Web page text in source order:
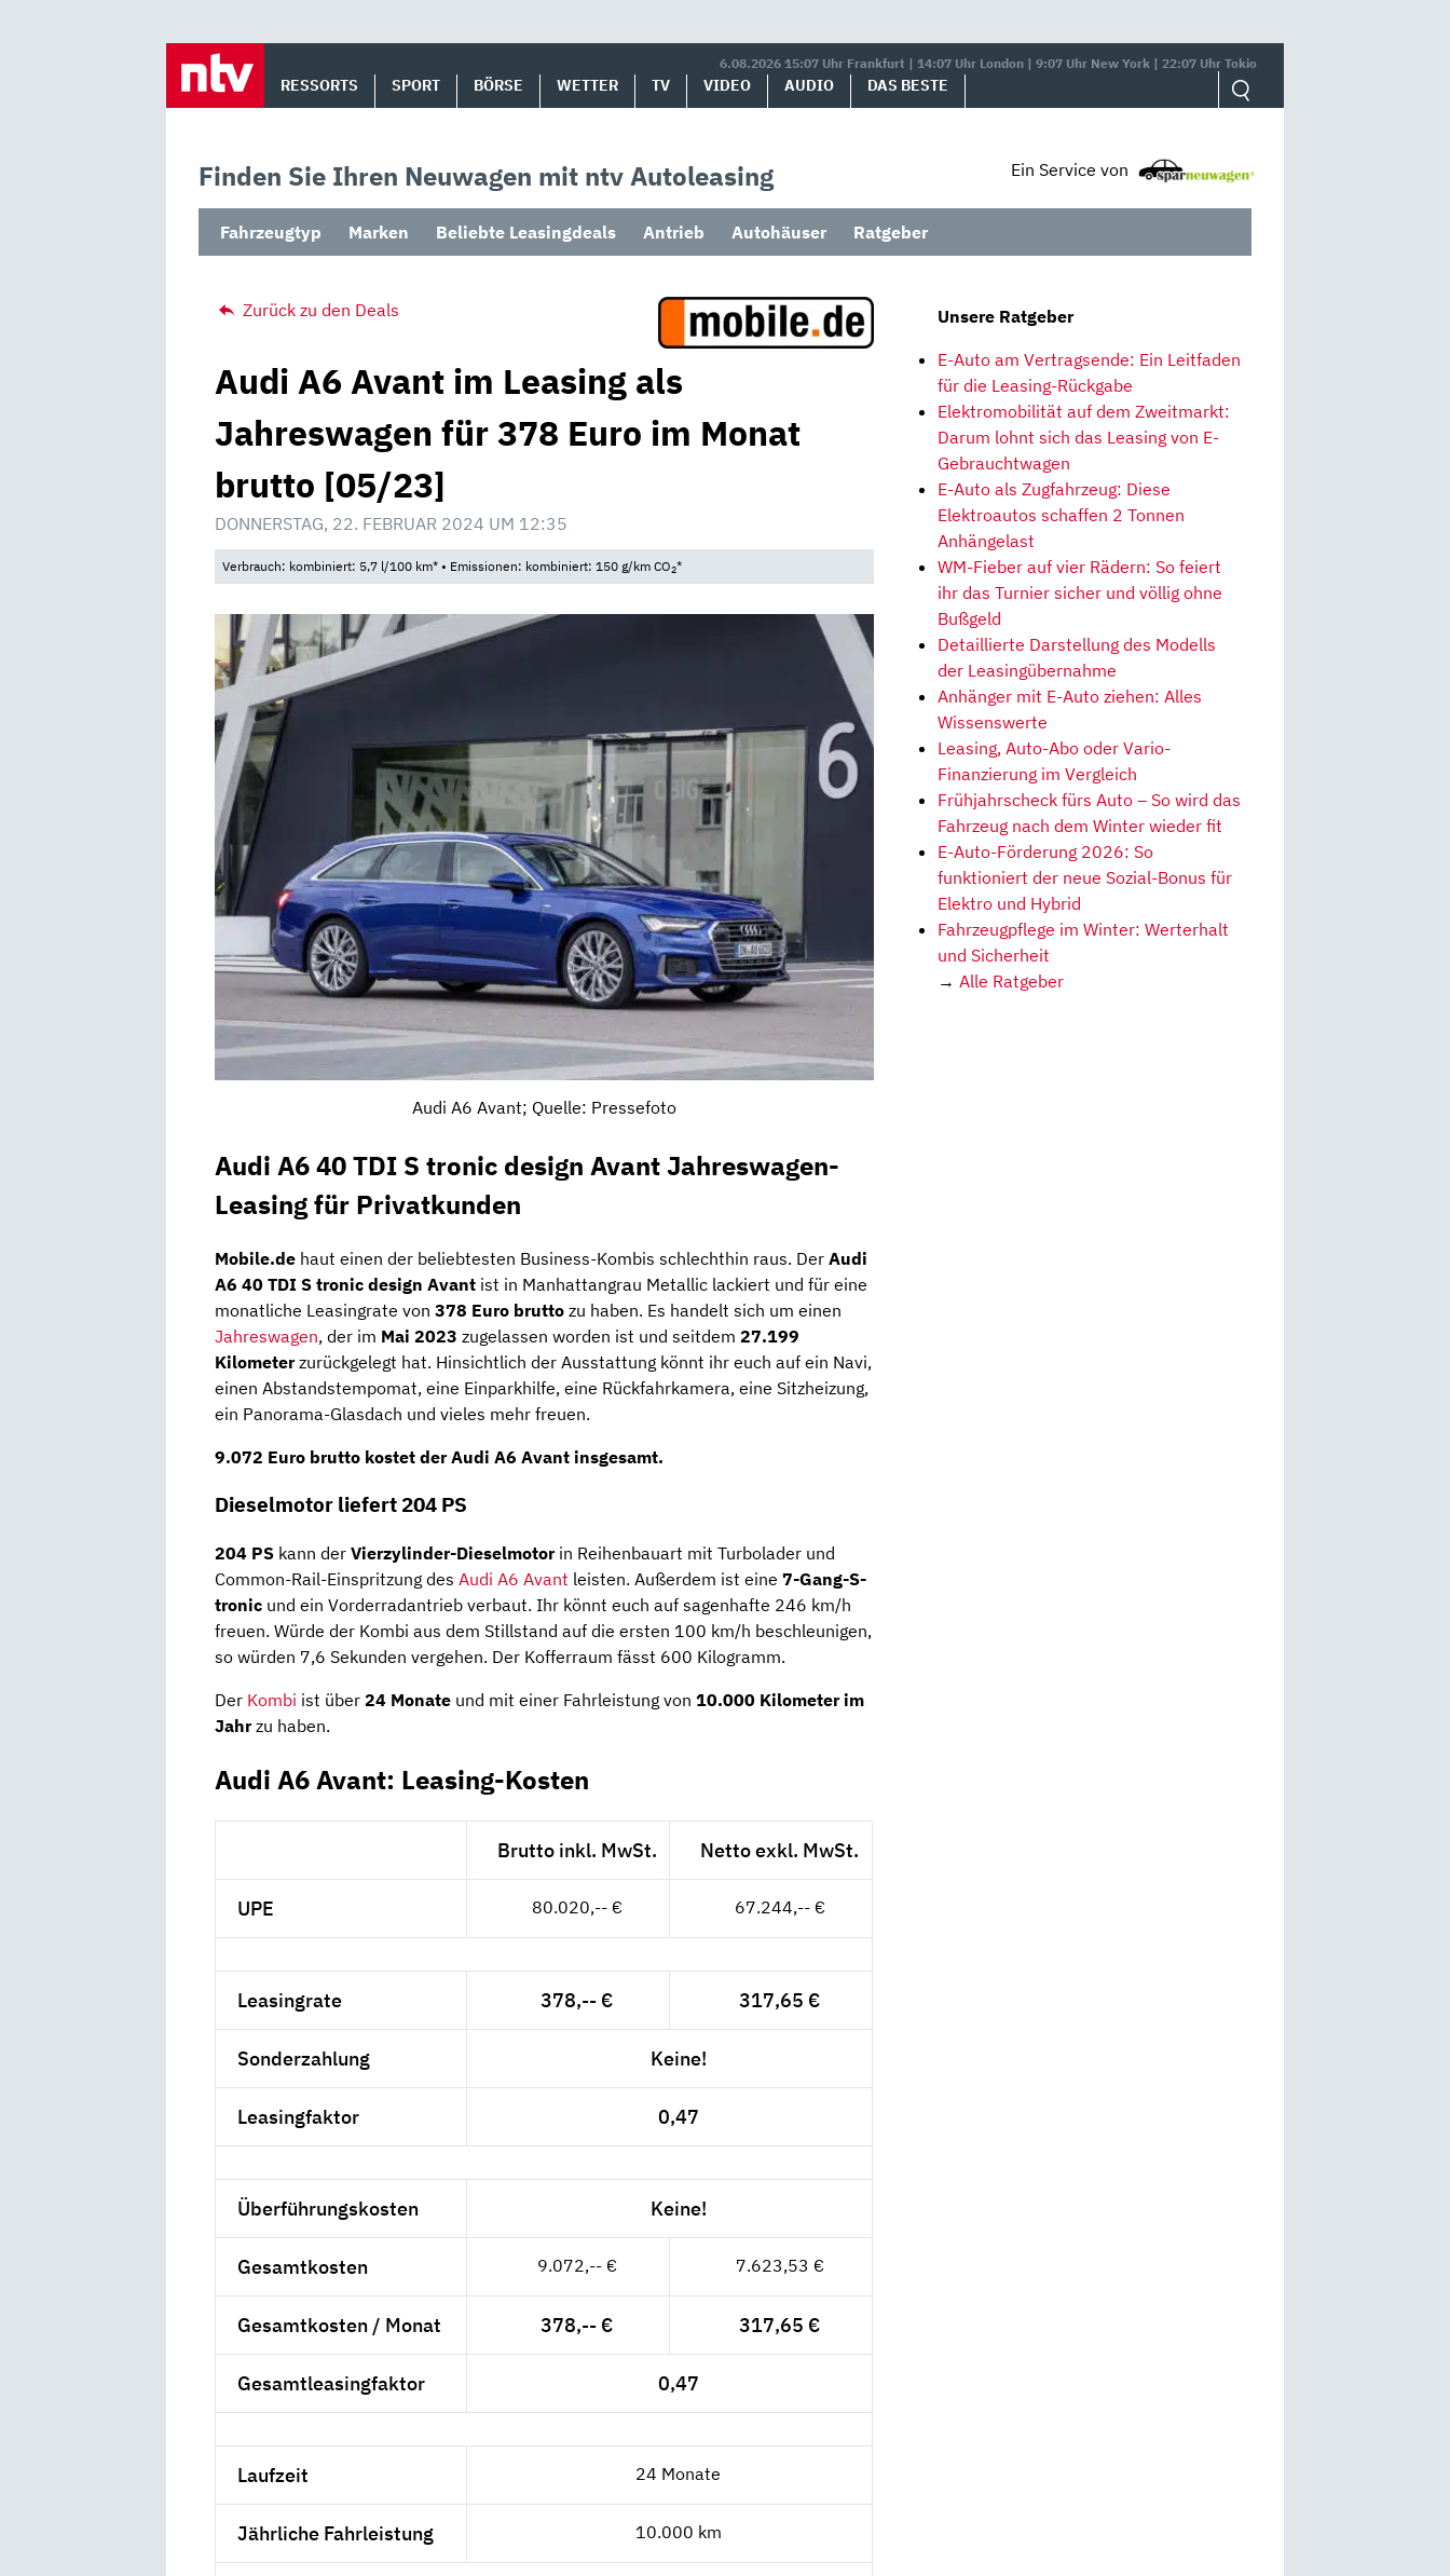
6.08.2026 15:07 Uhr Frankfurt | 14:07 Uhr London | 9:07 Uhr New York | 22:07 Uhr Tokio
RESSORTS SPORT BÖRSE WETTER TV VIDEO AUDIO DAS BESTE
Finden Sie Ihren Neuwagen mit ntv Autoleasing Ein Service von
Fahrzeugtyp Marken Beliebte Leasingdeals Antrieb Autohäuser Ratgeber
Zurück zu den Deals
Audi A6 Avant im Leasing als
Jahreswagen für 378 Euro im Monat
brutto [05/23]
DONNERSTAG, 22. FEBRUAR 2024 UM 12:35
Verbrauch: kombiniert: 5,7 l/100 km* • Emissionen: kombiniert: 150 g/km CO2*
Audi A6 Avant; Quelle: Pressefoto
Audi A6 40 TDI S tronic design Avant Jahreswagen-
Leasing für Privatkunden
Mobile.de haut einen der beliebtesten Business-Kombis schlechthin raus. Der Audi
A6 40 TDI S tronic design Avant ist in Manhattangrau Metallic lackiert und für eine
monatliche Leasingrate von 378 Euro brutto zu haben. Es handelt sich um einen
Jahreswagen, der im Mai 2023 zugelassen worden ist und seitdem 27.199
Kilometerzurückgelegt hat. Hinsichtlich der Ausstattung könnt ihr euch auf ein Navi,
einen Abstandstempomat, eine Einparkhilfe, eine Rückfahrkamera, eine Sitzheizung,
ein Panorama-Glasdach und vieles mehr freuen.
9.072 Euro brutto kostet der Audi A6 Avant insgesamt.
Dieselmotor liefert 204 PS
204 PS kann der Vierzylinder-Dieselmotorin Reihenbauart mit Turbolader und
Common-Rail-Einspritzung des Audi A6 Avant leisten. Außerdem ist eine 7-Gang-S-
tronic und ein Vorderradantrieb verbaut. Ihr könnt euch auf sagenhafte 246 km/h
freuen. Würde der Kombi aus dem Stillstand auf die ersten 100 km/h beschleunigen,
so würden 7,6 Sekunden vergehen. Der Kofferraum fässt 600 Kilogramm.
Der Kombi ist über 24 Monate und mit einer Fahrleistung von 10.000 Kilometer im
Jahrzu haben.
Audi A6 Avant: Leasing-Kosten
Brutto inkl. MwSt. Netto exkl. MwSt.
UPE 80.020,-- € 67.244,-- €
Leasingrate 378,-- € 317,65 €
Sonderzahlung Keine!
Leasingfaktor 0,47
Überführungskosten Keine!
Gesamtkosten 9.072,-- € 7.623,53 €
Gesamtkosten / Monat 378,-- € 317,65 €
Gesamtleasingfaktor 0,47
Laufzeit 24 Monate
Jährliche Fahrleistung 10.000 km
Unsere Ratgeber
E-Auto am Vertragsende: Ein Leitfaden
für die Leasing-Rückgabe
Elektromobilität auf dem Zweitmarkt:
Darum lohnt sich das Leasing von E-
Gebrauchtwagen
E-Auto als Zugfahrzeug: Diese
Elektroautos schaffen 2 Tonnen
Anhängelast
WM-Fieber auf vier Rädern: So feiert
ihr das Turnier sicher und völlig ohne
Bußgeld
Detaillierte Darstellung des Modells
der Leasingübernahme
Anhänger mit E-Auto ziehen: Alles
Wissenswerte
Leasing, Auto-Abo oder Vario-
Finanzierung im Vergleich
Frühjahrscheck fürs Auto – So wird das
Fahrzeug nach dem Winter wieder fit
E-Auto-Förderung 2026: So
funktioniert der neue Sozial-Bonus für
Elektro und Hybrid
Fahrzeugpflege im Winter: Werterhalt
und Sicherheit
→ Alle Ratgeber